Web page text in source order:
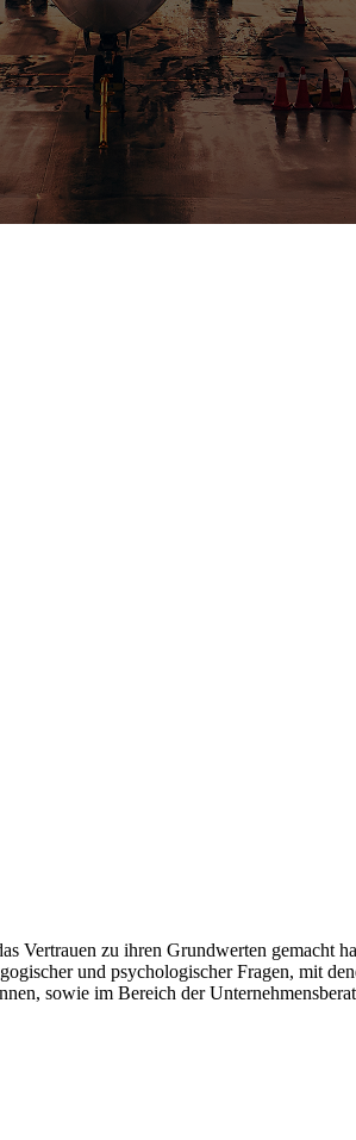
zu ihren Grundwerten gemacht
und psychologischer Fragen, mit
sowie im Bereich der